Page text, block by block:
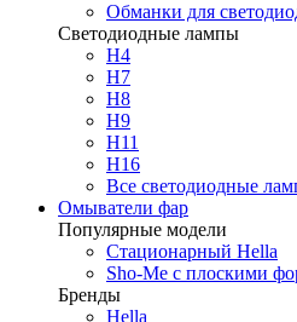
Обманки для
Светодиодные лампы
H4
H7
H8
H9
H11
H16
Все светодиодные
Омыватели фар
Популярные модели
Стационарный Hella
Sho-Me с плоскими
Бренды
Hella